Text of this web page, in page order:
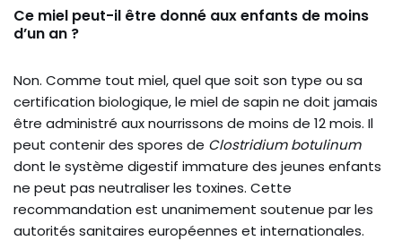
Ce miel peut-il être donné aux enfants de moins
d’un an ?
Non. Comme tout miel, quel que soit son type ou sa
certification biologique, le miel de sapin ne doit jamais
être administré aux nourrissons de moins de 12 mois. Il
peut contenir des spores de Clostridium botulinum
dont le système digestif immature des jeunes enfants
ne peut pas neutraliser les toxines. Cette
recommandation est unanimement soutenue par les
autorités sanitaires européennes et internationales.